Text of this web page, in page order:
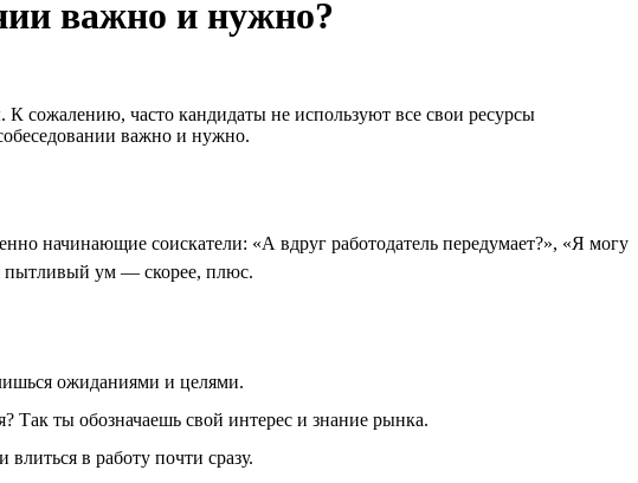
важно и нужно?
сожалению, часто кандидаты не используют все свои ресурсы
важно и нужно.
начинающие соискатели: «А вдруг работодатель передумает?», «Я могу
пытливый ум — скорее, плюс.
ожиданиями и целями.
Так ты обозначаешь свой интерес и знание рынка.
в работу почти сразу.